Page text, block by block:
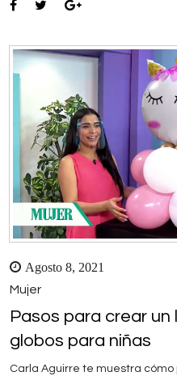
Agosto 8, 2021
Mujer
Pasos para crear
globos para niñas
Carla Aguirre te muestra